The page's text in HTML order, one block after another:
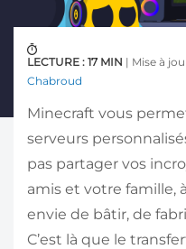
LECTURE : 17 MIN | Mise à
Chabroud
Minecraft vous
serveurs
pas partager vos
amis et votre famille,
envie de bâtir, de
C’est là que le